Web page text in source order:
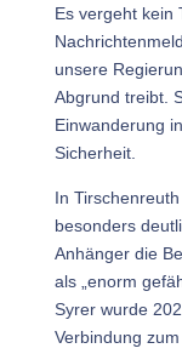
Es vergeht kein
unsere
Abgrund treibt.
Einwanderung
Sicherheit.
In
besonders
Anhänger die
als „enorm
Syrer wurde
Verbindung